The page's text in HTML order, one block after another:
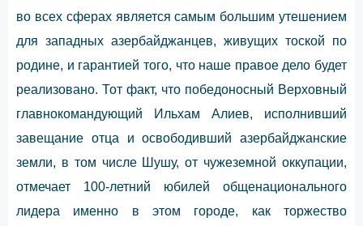
во всех сферах является самым большим утешением
для западных азербайджанцев, живущих тоской по
родине, и гарантией того, что наше правое дело будет
реализовано. Тот факт, что победоносный Верховный
главнокомандующий Ильхам Алиев, исполнивший
завещание отца и освободивший азербайджанские
земли, в том числе Шушу, от чужеземной оккупации,
отмечает 100-летний юбилей общенационального
лидера именно в этом городе, как торжество